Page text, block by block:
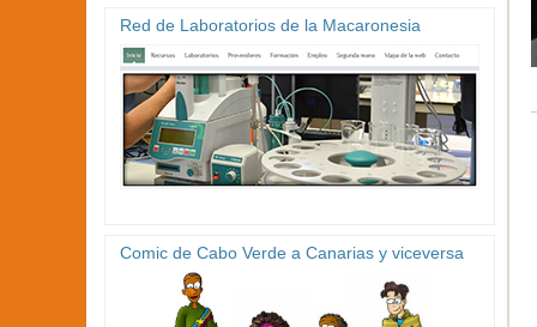
Red de Laboratorios de la Macaronesia
Comic de Cabo Verde a Canarias y viceversa